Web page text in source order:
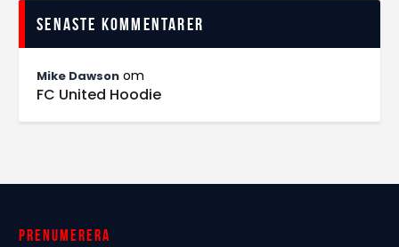
Senaste kommentarer
Mike Dawson om
FC United Hoodie
Prenumerera